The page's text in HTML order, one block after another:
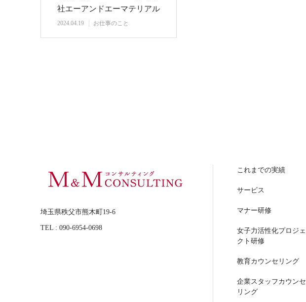
社エーアンドエーマテリアル
さまの新入…
2024.04.19 お仕事のこと
埼玉県秩父市熊木町19-6
TEL : 090-6954-0698
これまでの実績
サービス
マナー研修
女子力活性化プロジェ
クト研修
教育カウンセリング
企業スタッフカウンセ
リング